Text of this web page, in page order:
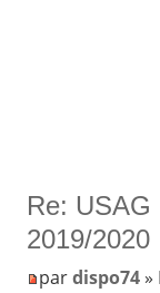
Re: USAG
2019/2020
pardispo74»